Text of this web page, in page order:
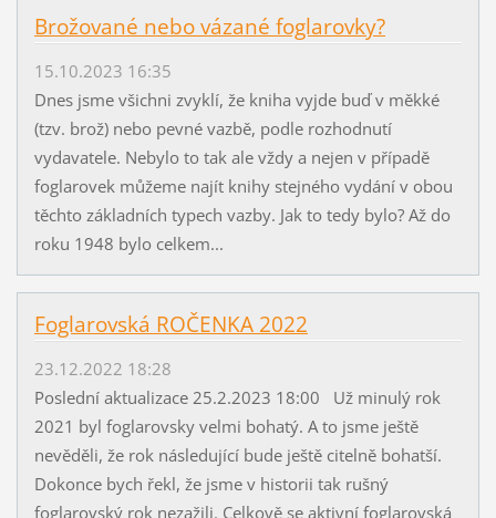
Brožované nebo vázané foglarovky?
15.10.2023 16:35
Dnes jsme všichni zvyklí, že kniha vyjde buď v měkké
(tzv. brož) nebo pevné vazbě, podle rozhodnutí
vydavatele. Nebylo to tak ale vždy a nejen v případě
foglarovek můžeme najít knihy stejného vydání v obou
těchto základních typech vazby. Jak to tedy bylo? Až do
roku 1948 bylo celkem...
Foglarovská ROČENKA 2022
23.12.2022 18:28
Poslední aktualizace 25.2.2023 18:00 Už minulý rok
2021 byl foglarovsky velmi bohatý. A to jsme ještě
nevěděli, že rok následující bude ještě citelně bohatší.
Dokonce bych řekl, že jsme v historii tak rušný
foglarovský rok nezažili. Celkově se aktivní foglarovská